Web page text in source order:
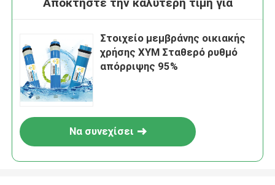
Αποκτήστε την καλύτερη τιμή για
Στοιχείο μεμβράνης οικιακής
χρήσης XYM Σταθερό ρυθμό
απόρριψης 95%
Να συνεχίσει